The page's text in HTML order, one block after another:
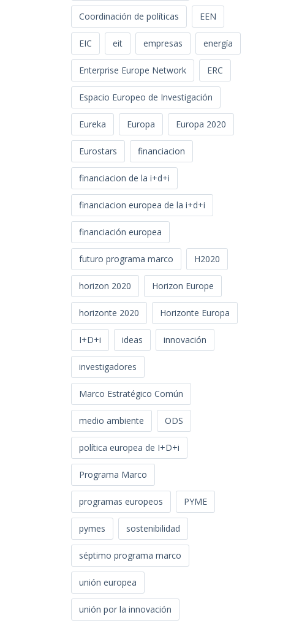
Coordinación de políticas EEN
EIC eit empresas energía
Enterprise Europe Network ERC
Espacio Europeo de Investigación
Eureka Europa Europa 2020
Eurostars financiacion
financiacion de la i+d+i
financiacion europea de la i+d+i
financiación europea
futuro programa marco H2020
horizon 2020 Horizon Europe
horizonte 2020 Horizonte Europa
I+D+i ideas innovación
investigadores
Marco Estratégico Común
medio ambiente ODS
política europea de I+D+i
Programa Marco
programas europeos PYME
pymes sostenibilidad
séptimo programa marco
unión europea
unión por la innovación